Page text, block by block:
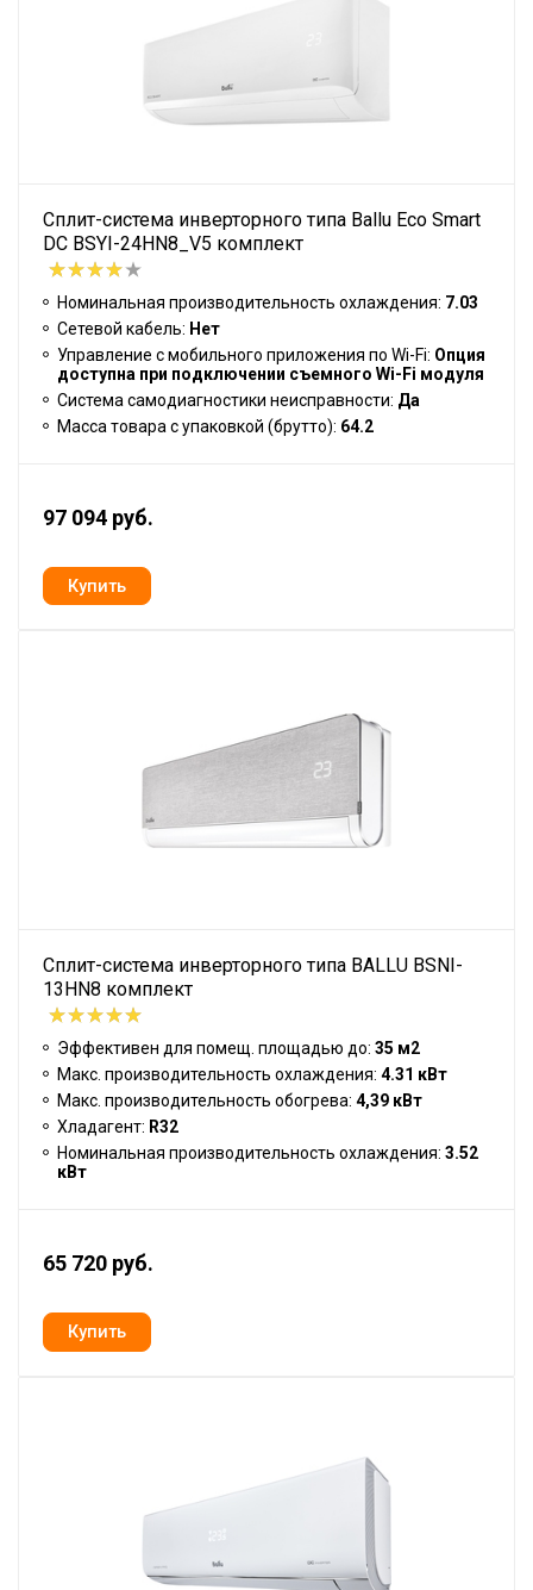
Сплит-система инверторного типа Ballu Eco Smart
DC BSYI-24HN8_V5 комплект
Номинальная производительность охлаждения: 7.03
Сетевой кабель: Нет
Управление c мобильного приложения по Wi-Fi: Опция
доступна при подключении съемного Wi-Fi модуля
Система самодиагностики неисправности: Да
Масса товара с упаковкой (брутто): 64.2
97 094 руб.
Сплит-система инверторного типа BALLU BSNI-
13HN8 комплект
Эффективен для помещ. площадью до: 35 м2
Макс. производительность охлаждения: 4.31 кВт
Макс. производительность обогрева: 4,39 кВт
Хладагент: R32
Номинальная производительность охлаждения: 3.52
кВт
65 720 руб.